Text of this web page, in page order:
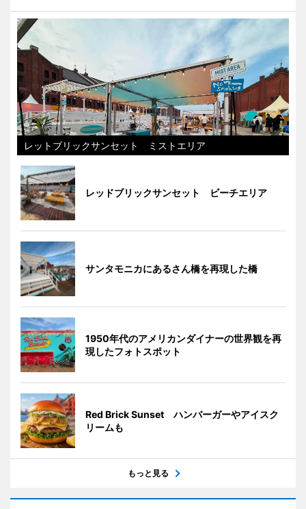
レットブリックサンセット ミストエリア
レッドブリックサンセット ビーチエリア
サンタモニカにあるさん橋を再現した橋
1950年代のアメリカンダイナーの世界観を再
現したフォトスポット
Red Brick Sunset ハンバーガーやアイスク
リームも
もっと見る